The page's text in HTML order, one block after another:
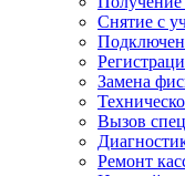
Снятие с
Замена
Вызов
Ремонт